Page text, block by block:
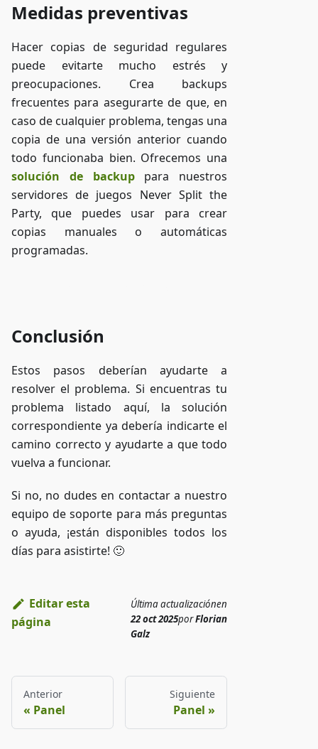
Medidas preventivas
Hacer copias de seguridad regulares
puede evitarte mucho estrés y
preocupaciones. Crea backups
frecuentes para asegurarte de que, en
caso de cualquier problema, tengas una
copia de una versión anterior cuando
todo funcionaba bien. Ofrecemos una
solución de backuppara nuestros
servidores de juegos Never Split the
Party, que puedes usar para crear
copias manuales o automáticas
programadas.
Conclusión
Estos pasos deberían ayudarte a
resolver el problema. Si encuentras tu
problema listado aquí, la solución
correspondiente ya debería indicarte el
camino correcto y ayudarte a que todo
vuelva a funcionar.
Si no, no dudes en contactar a nuestro
equipo de soporte para más preguntas
o ayuda, ¡están disponibles todos los
días para asistirte! 🙂
Editar esta
página
Última actualizaciónen
22 oct 2025porFlorian
Galz
Anterior
Panel
Siguiente
Panel